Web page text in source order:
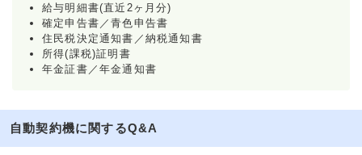
給与明細書(直近2ヶ月分)
確定申告書／青色申告書
住民税決定通知書／納税通知書
所得(課税)証明書
年金証書／年金通知書
自動契約機に関するQ&A